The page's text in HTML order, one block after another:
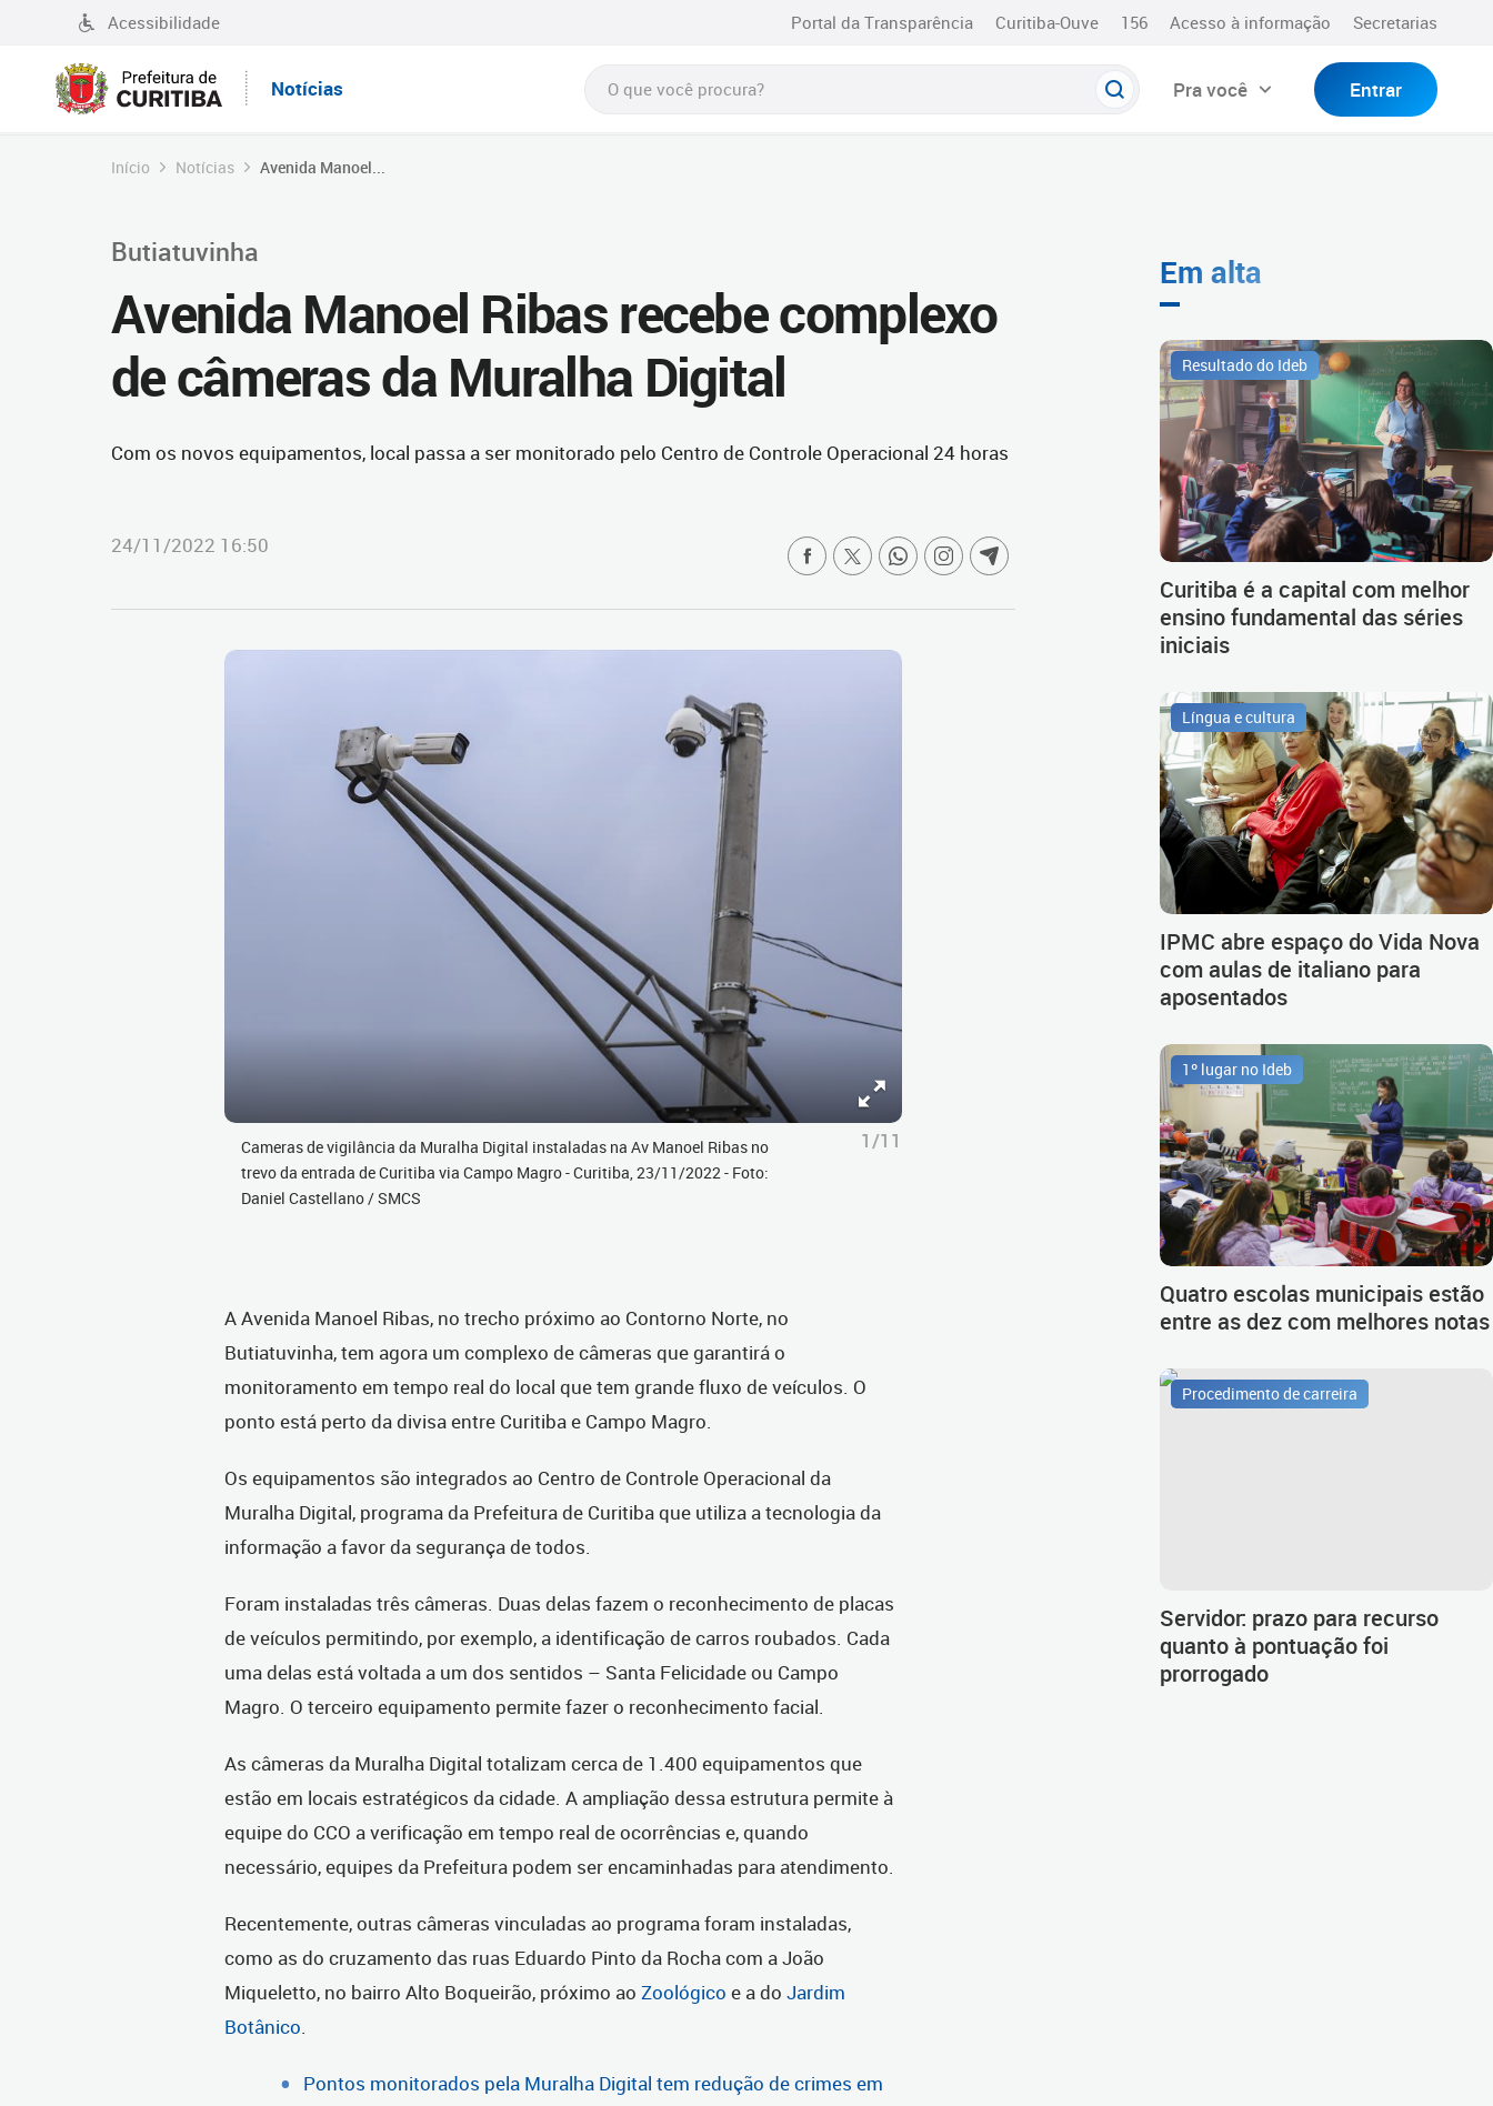
Acessibilidade Portal da Transparência Curitiba-Ouve 156 Acesso à informação Secretarias
Notícias Pra você Entrar
Início Notícias Avenida Manoel...
Butiatuvinha
Avenida Manoel Ribas recebe complexo
de câmeras da Muralha Digital
Com os novos equipamentos, local passa a ser monitorado pelo Centro de Controle Operacional 24 horas
24/11/2022 16:50
Cameras de vigilância da Muralha Digital instaladas na Av Manoel Ribas no
trevo da entrada de Curitiba via Campo Magro - Curitiba, 23/11/2022 - Foto:
Daniel Castellano / SMCS
1/11
A Avenida Manoel Ribas, no trecho próximo ao Contorno Norte, no
Butiatuvinha, tem agora um complexo de câmeras que garantirá o
monitoramento em tempo real do local que tem grande fluxo de veículos. O
ponto está perto da divisa entre Curitiba e Campo Magro.
Os equipamentos são integrados ao Centro de Controle Operacional da
Muralha Digital, programa da Prefeitura de Curitiba que utiliza a tecnologia da
informação a favor da segurança de todos.
Foram instaladas três câmeras. Duas delas fazem o reconhecimento de placas
de veículos permitindo, por exemplo, a identificação de carros roubados. Cada
uma delas está voltada a um dos sentidos – Santa Felicidade ou Campo
Magro. O terceiro equipamento permite fazer o reconhecimento facial.
As câmeras da Muralha Digital totalizam cerca de 1.400 equipamentos que
estão em locais estratégicos da cidade. A ampliação dessa estrutura permite à
equipe do CCO a verificação em tempo real de ocorrências e, quando
necessário, equipes da Prefeitura podem ser encaminhadas para atendimento.
Recentemente, outras câmeras vinculadas ao programa foram instaladas,
como as do cruzamento das ruas Eduardo Pinto da Rocha com a João
Miqueletto, no bairro Alto Boqueirão, próximo ao Zoológico e a do Jardim
Botânico.
Pontos monitorados pela Muralha Digital tem redução de crimes em
Em alta
Resultado do Ideb
Curitiba é a capital com melhor
ensino fundamental das séries
iniciais
Língua e cultura
IPMC abre espaço do Vida Nova
com aulas de italiano para
aposentados
1º lugar no Ideb
Quatro escolas municipais estão
entre as dez com melhores notas
Procedimento de carreira
Servidor: prazo para recurso
quanto à pontuação foi
prorrogado